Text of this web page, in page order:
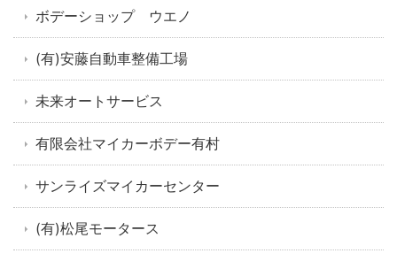
ボデーショップ ウエノ
(有)安藤自動車整備工場
未来オートサービス
有限会社マイカーボデー有村
サンライズマイカーセンター
(有)松尾モータース